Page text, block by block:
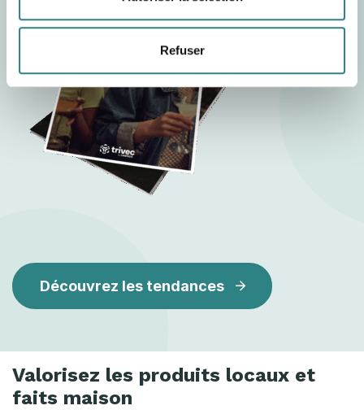
Refuser
Découvrez les tendances
Valorisez les produits locaux et
faits maison